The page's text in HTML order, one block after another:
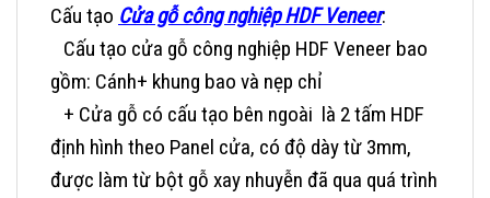
Cấu tạo Cửa gỗ công nghiệp HDF Veneer:
Cấu tạo cửa gỗ công nghiệp HDF Veneer bao
gồm: Cánh+ khung bao và nẹp chỉ
+ Cửa gỗ có cấu tạo bên ngoài là 2 tấm HDF
định hình theo Panel cửa, có độ dày từ 3mm,
được làm từ bột gỗ xay nhuyễn đã qua quá trình